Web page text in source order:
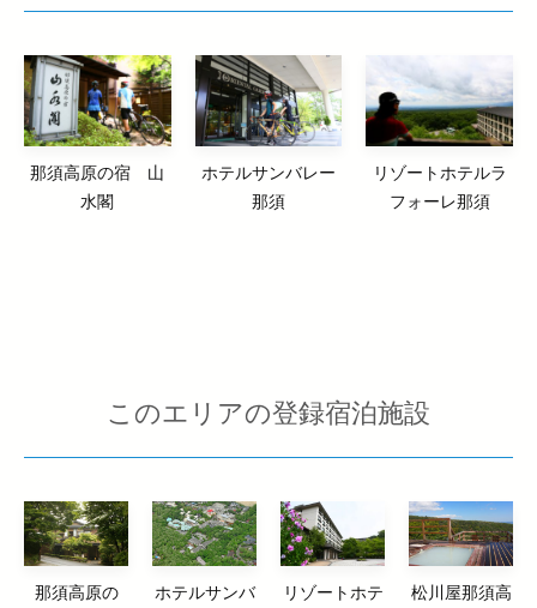
那須高原の宿 山
水閣
ホテルサンバレー
那須
リゾートホテルラ
フォーレ那須
このエリアの登録宿泊施設
那須高原の
ホテルサンバ
リゾートホテ
松川屋那須高